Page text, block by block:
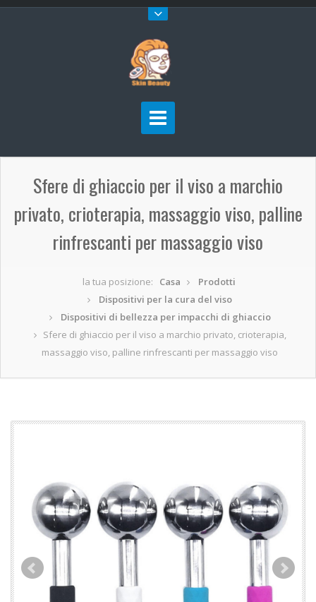
Sfere di ghiaccio per il viso a marchio
privato, crioterapia, massaggio viso, palline
rinfrescanti per massaggio viso
la tua posizione: Casa
Prodotti
Dispositivi per la cura del viso
Dispositivi di bellezza per impacchi di ghiaccio
Sfere di ghiaccio per il viso a marchio privato, crioterapia,
massaggio viso, palline rinfrescanti per massaggio viso